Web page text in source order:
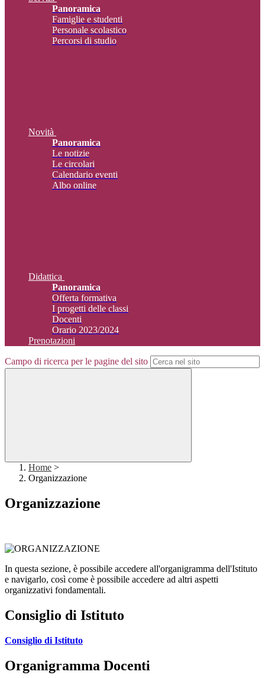
Panoramica
Famiglie e studenti
Personale scolastico
Percorsi di studio
Novità
Panoramica
Le notizie
Le circolari
Calendario eventi
Albo online
Didattica
Panoramica
Offerta formativa
I progetti delle classi
Docenti
Orario 2023/2024
Prenotazioni
Campo di ricerca per le pagine del sito
Home >
Organizzazione
Organizzazione
In questa sezione, è possibile accedere all'organigramma dell'Istituto
e navigarlo, così come è possibile accedere ad altri aspetti
organizzativi fondamentali.
Consiglio di Istituto
Consiglio di Istituto
Organigramma Docenti